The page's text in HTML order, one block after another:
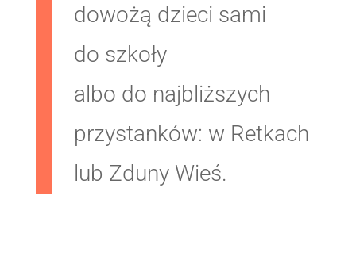
dowożą dzieci sami
do szkoły
albo do najbliższych
przystanków: w Retkach
lub Zduny Wieś.